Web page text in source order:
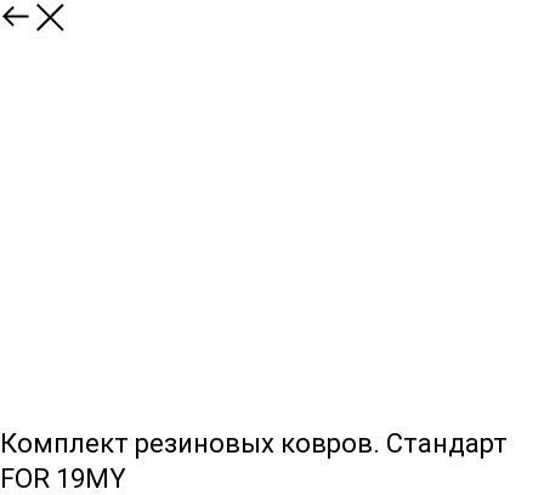
Комплект резиновых ковров. Стандарт
FOR 19MY